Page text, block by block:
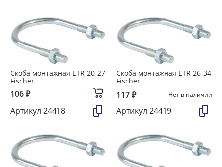
Скоба монтажная ETR 20-27
Fischer
106₽
Артикул 24418
Скоба монтажная ETR 26-34
Fischer
117₽ Нет в наличии
Артикул 24419